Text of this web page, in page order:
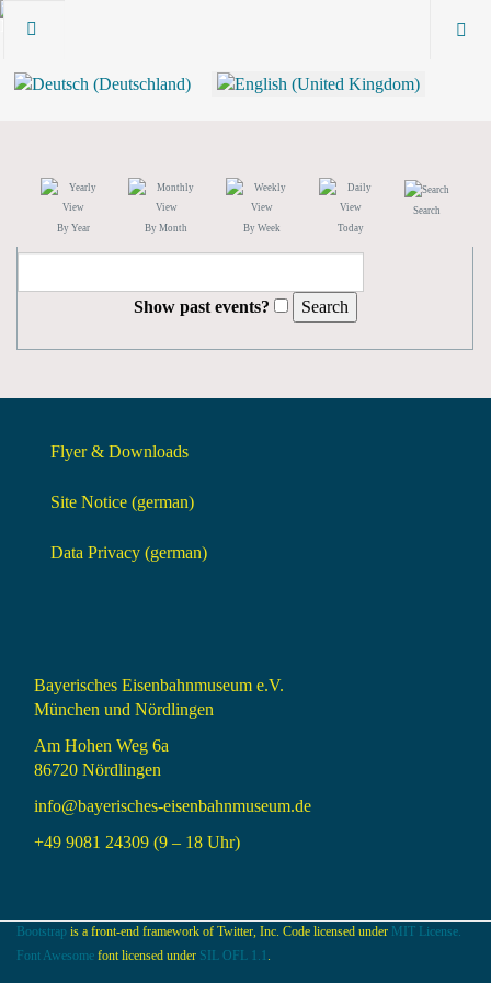
By Year By Month By Week Today
Search
Show past events?
Flyer & Downloads
Site Notice (german)
Data Privacy (german)
Bayerisches Eisenbahnmuseum e.V.
München und Nördlingen
Am Hohen Weg 6a
86720 Nördlingen
info@bayerisches-eisenbahnmuseum.de
+49 9081 24309 (9 – 18 Uhr)
Bootstrap is a front-end framework of Twitter, Inc. Code licensed under MIT License.
Font Awesome font licensed under SIL OFL 1.1 .